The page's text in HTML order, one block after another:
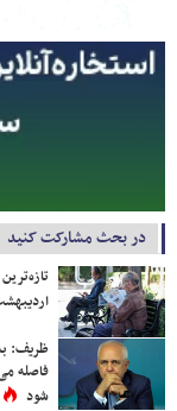
در بحث مشارکت کنید
ظریف:
فاصله
شود